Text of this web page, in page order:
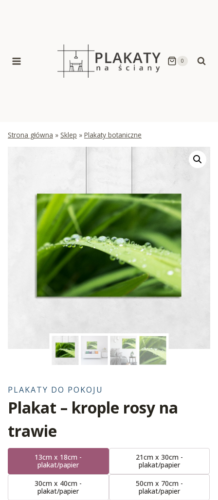
0
Strona główna » Sklep » Plakaty botaniczne
PLAKATY DO POKOJU
Plakat – krople rosy na
trawie
13cm x 18cm -
plakat/papier
21cm x 30cm -
plakat/papier
30cm x 40cm -
plakat/papier
50cm x 70cm -
plakat/papier